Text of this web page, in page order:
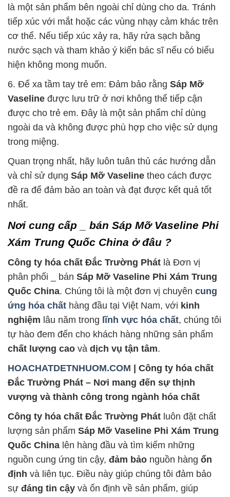
là một sản phẩm bên ngoài chỉ dùng cho da. Tránh
tiếp xúc với mắt hoặc các vùng nhạy cảm khác trên
cơ thể. Nếu tiếp xúc xảy ra, hãy rửa sạch bằng
nước sạch và tham khảo ý kiến bác sĩ nếu có biểu
hiện không mong muốn.
6. Để xa tầm tay trẻ em: Đảm bảo rằng Sáp Mỡ
Vaseline được lưu trữ ở nơi không thể tiếp cận
được cho trẻ em. Đây là một sản phẩm chỉ dùng
ngoài da và không được phù hợp cho việc sử dụng
trong miệng.
Quan trọng nhất, hãy luôn tuân thủ các hướng dẫn
và chỉ sử dụng Sáp Mỡ Vaseline theo cách được
đề ra để đảm bảo an toàn và đạt được kết quả tốt
nhất.
Nơi cung cấp _ bán Sáp Mỡ Vaseline Phi
Xám Trung Quốc China ở đâu ?
Công ty hóa chất Đắc Trường Phát là Đơn vị
phân phối _ bán Sáp Mỡ Vaseline Phi Xám Trung
Quốc China. Chúng tôi là một đơn vị chuyên cung
ứng hóa chất hàng đầu tại Việt Nam, với kinh
nghiệm lâu năm trong lĩnh vực hóa chất, chúng tôi
tự hào đem đến cho khách hàng những sản phẩm
chất lượng cao và dịch vụ tận tâm.
HOACHATDETNHUOM.COM | Công ty hóa chất
Đắc Trường Phát – Nơi mang đến sự thịnh
vượng và thành công trong ngành hóa chất
Công ty hóa chất Đắc Trường Phát luôn đặt chất
lượng sản phẩm Sáp Mỡ Vaseline Phi Xám Trung
Quốc China lên hàng đầu và tìm kiếm những
nguồn cung ứng tin cậy, đảm bảo nguồn hàng ổn
định và liên tục. Điều này giúp chúng tôi đảm bảo
sự đáng tin cậy và ổn định về sản phẩm, giúp